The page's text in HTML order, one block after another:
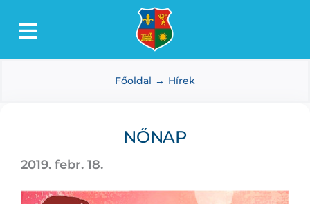
Toggle
Lőkösháza
Dokumentumtár
Média
Választás
Főoldal Hírek
NŐNAP
2019. febr. 18.